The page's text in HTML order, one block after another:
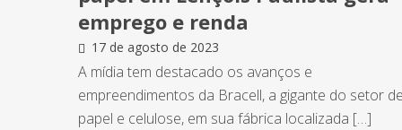
emprego e renda
17 de agosto de 2023
A mídia tem destacado os avanços e
empreendimentos da Bracell, a gigante do setor de
papel e celulose, em sua fábrica localizada […]